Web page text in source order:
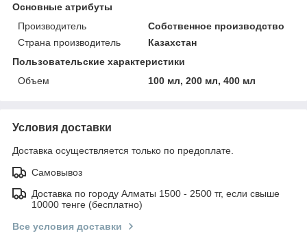
Основные атрибуты
Производитель
Собственное производство
Страна производитель
Казахстан
Пользовательские характеристики
Объем
100 мл, 200 мл, 400 мл
Условия доставки
Доставка осуществляется только по предоплате.
Самовывоз
Доставка по городу Алматы 1500 - 2500 тг, если свыше
10000 тенге (бесплатно)
Все условия доставки